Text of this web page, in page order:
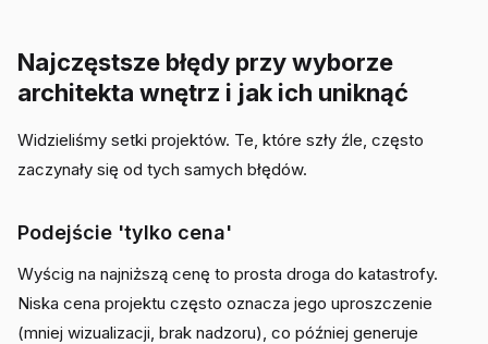
Najczęstsze błędy przy wyborze
architekta wnętrz i jak ich uniknąć
Widzieliśmy setki projektów. Te, które szły źle, często
zaczynały się od tych samych błędów.
Podejście 'tylko cena'
Wyścig na najniższą cenę to prosta droga do katastrofy.
Niska cena projektu często oznacza jego uproszczenie
(mniej wizualizacji, brak nadzoru), co później generuje